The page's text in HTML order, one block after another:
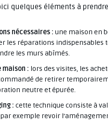
quelques éléments à
nécessaires : une maison en
les réparations indispensables
les murs abîmés.
maison : lors des visites, les
de retirer
neutre et épurée.
: cette technique consiste à
exemple revoir